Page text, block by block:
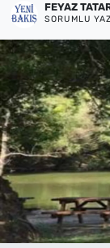
FEYAZ
SORUMLU